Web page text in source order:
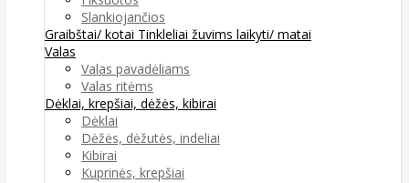
Slankiojančios
Graibštai/ kotai Tinkleliai žuvims laikyti/ matai
Valas
Valas pavadėliams
Valas ritėms
Dėklai, krepšiai, dėžės, kibirai
Dėklai
Dėžės, dėžutės, indeliai
Kibirai
Kuprinės, krepšiai